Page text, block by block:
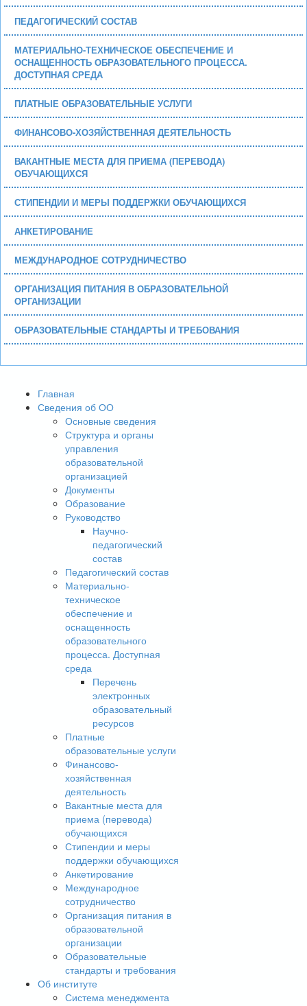
ПЕДАГОГИЧЕСКИЙ СОСТАВ
МАТЕРИАЛЬНО-ТЕХНИЧЕСКОЕ ОБЕСПЕЧЕНИЕ И
ОСНАЩЕННОСТЬ ОБРАЗОВАТЕЛЬНОГО ПРОЦЕССА.
ДОСТУПНАЯ СРЕДА
ПЛАТНЫЕ ОБРАЗОВАТЕЛЬНЫЕ УСЛУГИ
ФИНАНСОВО-ХОЗЯЙСТВЕННАЯ ДЕЯТЕЛЬНОСТЬ
ВАКАНТНЫЕ МЕСТА ДЛЯ ПРИЕМА (ПЕРЕВОДА)
ОБУЧАЮЩИХСЯ
СТИПЕНДИИ И МЕРЫ ПОДДЕРЖКИ ОБУЧАЮЩИХСЯ
АНКЕТИРОВАНИЕ
МЕЖДУНАРОДНОЕ СОТРУДНИЧЕСТВО
ОРГАНИЗАЦИЯ ПИТАНИЯ В ОБРАЗОВАТЕЛЬНОЙ
ОРГАНИЗАЦИИ
ОБРАЗОВАТЕЛЬНЫЕ СТАНДАРТЫ И ТРЕБОВАНИЯ
Главная
Сведения об ОО
Основные сведения
Структура и органы
управления
образовательной
организацией
Документы
Образование
Руководство
Научно-
педагогический
состав
Педагогический состав
Материально-
техническое
обеспечение и
оснащенность
образовательного
процесса. Доступная
среда
Перечень
электронных
образовательный
ресурсов
Платные
образовательные услуги
Финансово-
хозяйственная
деятельность
Вакантные места для
приема (перевода)
обучающихся
Стипендии и меры
поддержки обучающихся
Анкетирование
Международное
сотрудничество
Организация питания в
образовательной
организации
Образовательные
стандарты и требования
Об институте
Система менеджмента